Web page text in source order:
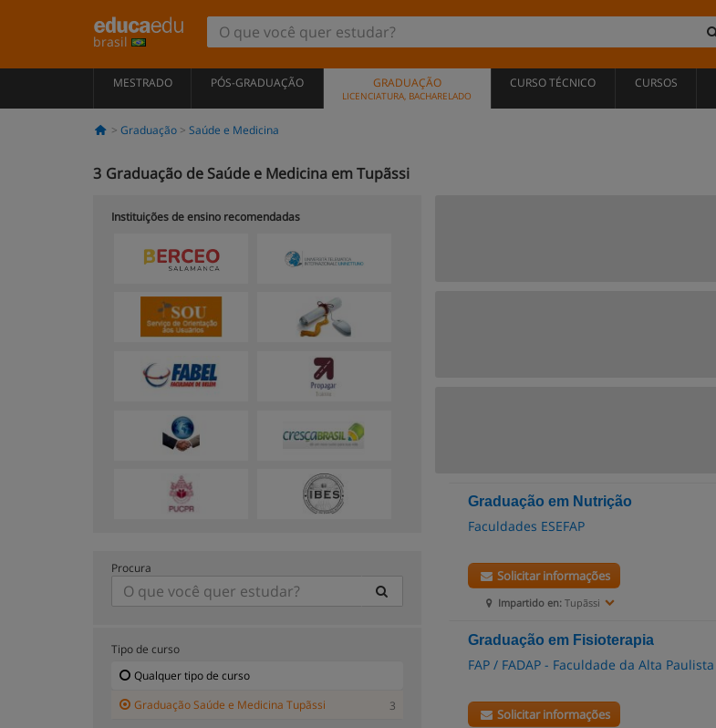
brasil
MESTRADO PÓS-GRADUAÇÃO GRADUAÇÃO
LICENCIATURA, BACHARELADO
CURSO TÉCNICO CURSOS
Graduação Saúde e Medicina
3 Graduação de Saúde e Medicina em Tupãssi
Graduação em Nutrição
Faculdades ESEFAP
Impartido en: Tupãssi
Solicitar informações
Graduação em Fisioterapia
FAP / FADAP - Faculdade da Alta Paulista
Solicitar informações
Instituições de ensino recomendadas
Procura
Tipo de curso
Qualquer tipo de curso
Graduação Saúde e Medicina Tupãssi
3